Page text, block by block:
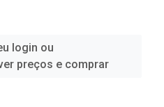
login ou
preços e comprar